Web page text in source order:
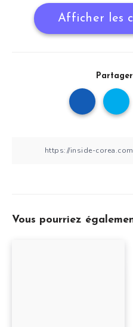
Afficher les
Vous pourriez